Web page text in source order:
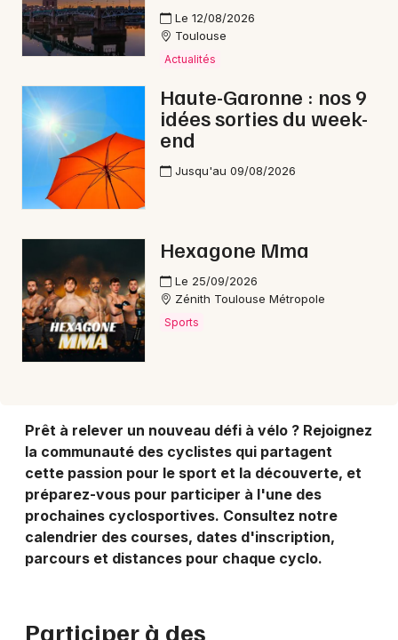
Le 12/08/2026
Toulouse
Actualités
Haute-Garonne : nos 9
idées sorties du week-
end
Jusqu'au 09/08/2026
Hexagone Mma
Le 25/09/2026
Zénith Toulouse Métropole
Sports
Prêt à relever un nouveau défi à vélo ? Rejoignez
la communauté des cyclistes qui partagent
cette passion pour le sport et la découverte, et
préparez-vous pour participer à l'une des
prochaines cyclosportives. Consultez notre
calendrier des courses, dates d'inscription,
parcours et distances pour chaque cyclo.
Participer à des